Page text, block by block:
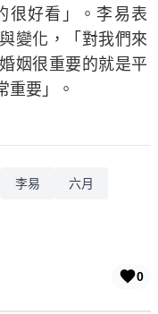
很好看」。李易表
變化，「對我們來
姻很重要的就是平
重要」。
李易 六月
0